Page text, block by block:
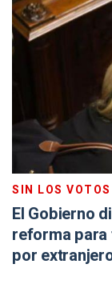
SIN LOS VOTOS
El Gobierno
reforma
por